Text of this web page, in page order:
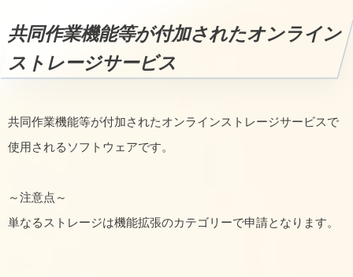
共同作業機能等が付加されたオンライン
ストレージサービス
共同作業機能等が付加されたオンラインストレージサービスで
使用されるソフトウェアです。
～注意点～
単なるストレージは機能拡張のカテゴリーで申請となります。